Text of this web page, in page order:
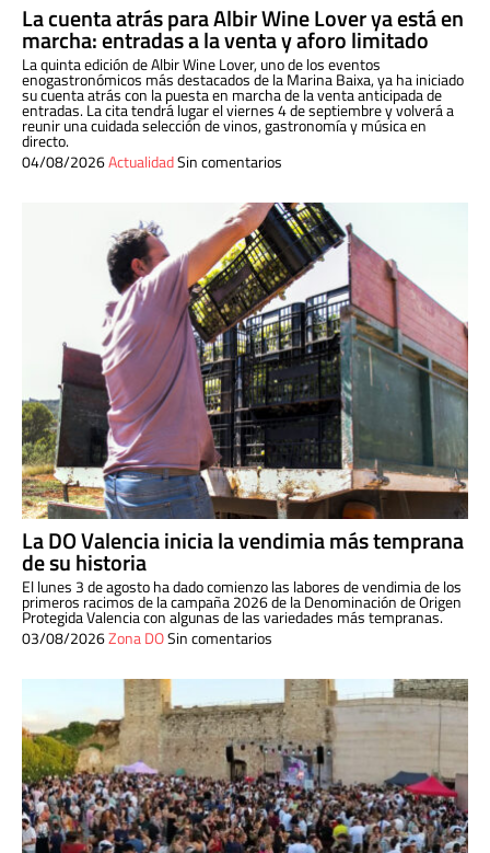
La cuenta atrás para Albir Wine Lover ya está en
marcha: entradas a la venta y aforo limitado
La quinta edición de Albir Wine Lover, uno de los eventos
enogastronómicos más destacados de la Marina Baixa, ya ha iniciado
su cuenta atrás con la puesta en marcha de la venta anticipada de
entradas. La cita tendrá lugar el viernes 4 de septiembre y volverá a
reunir una cuidada selección de vinos, gastronomía y música en
directo.
04/08/2026ActualidadSin comentarios
La DO Valencia inicia la vendimia más temprana
de su historia
El lunes 3 de agosto ha dado comienzo las labores de vendimia de los
primeros racimos de la campaña 2026 de la Denominación de Origen
Protegida Valencia con algunas de las variedades más tempranas.
03/08/2026Zona DOSin comentarios